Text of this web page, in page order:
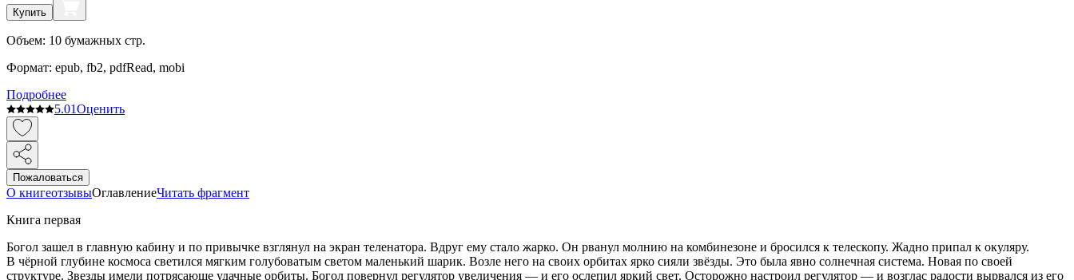
Купить
Объем: 10 бумажных стр.
Формат: epub, fb2, pdfRead, mobi
Подробнее
5.01Оценить
Пожаловаться
О книгеотзывыОглавлениеЧитать фрагмент
Книга первая
Богол зашел в главную кабину и по привычке взглянул на экран теленатора. Вдруг ему стало жарко. Он рванул молнию на комбинезоне и бросился к телескопу. Жадно припал к окуляру.
В чёрной глубине космоса светился мягким голубоватым светом маленький шарик. Возле него на своих орбитах ярко сияли звёзды. Это была явно солнечная система. Новая по своей
структуре. Звезды имели потрясающе удачные орбиты. Богол повернул регулятор увеличения — и его ослепил яркий свет. Осторожно настроил регулятор — и возглас радости вырвался из его